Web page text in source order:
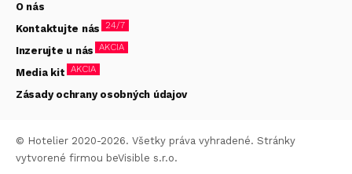
O nás
Kontaktujte nás 24/7
Inzerujte u nás AKCIA
Media kit AKCIA
Zásady ochrany osobných údajov
© Hotelier 2020-2026. Všetky práva vyhradené. Stránky
vytvorené firmou beVisible s.r.o.